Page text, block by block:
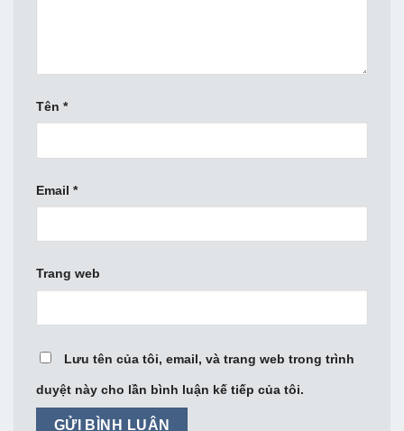
Tên *
Email *
Trang web
Lưu tên của tôi, email, và trang web trong trình
duyệt này cho lần bình luận kế tiếp của tôi.